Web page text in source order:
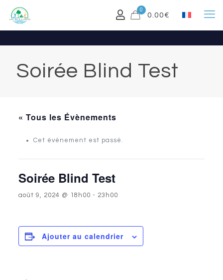
0
0.00€
Soirée Blind Test
« Tous les Évènements
Cet évènement est passé.
Soirée Blind Test
août 9, 2024 @ 18h00 - 23h00
Ajouter au calendrier